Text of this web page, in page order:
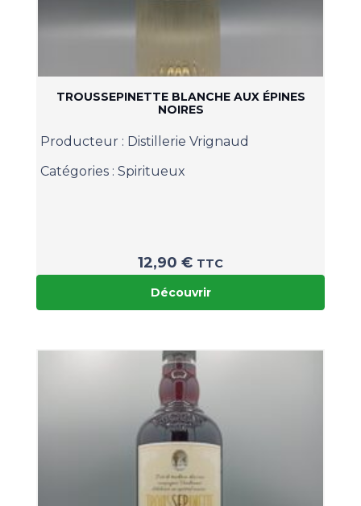
TROUSSEPINETTE BLANCHE AUX ÉPINES
NOIRES
Producteur : Distillerie Vrignaud
Catégories : Spiritueux
12,90 € TTC
Découvrir